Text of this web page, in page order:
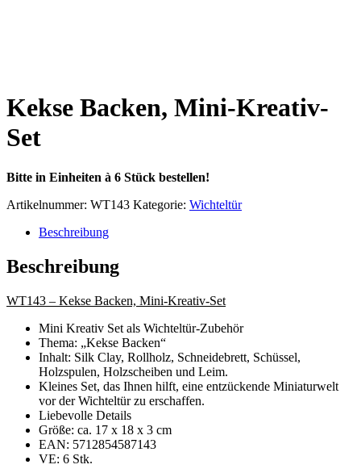
Kekse Backen, Mini-Kreativ-
Set
Bitte in Einheiten à 6 Stück bestellen!
Artikelnummer: WT143 Kategorie: Wichteltür
Beschreibung
Beschreibung
WT143 – Kekse Backen, Mini-Kreativ-Set
Mini Kreativ Set als Wichteltür-Zubehör
Thema: „Kekse Backen“
Inhalt: Silk Clay, Rollholz, Schneidebrett, Schüssel,
Holzspulen, Holzscheiben und Leim.
Kleines Set, das Ihnen hilft, eine entzückende Miniaturwelt
vor der Wichteltür zu erschaffen.
Liebevolle Details
Größe: ca. 17 x 18 x 3 cm
EAN: 5712854587143
VE: 6 Stk.